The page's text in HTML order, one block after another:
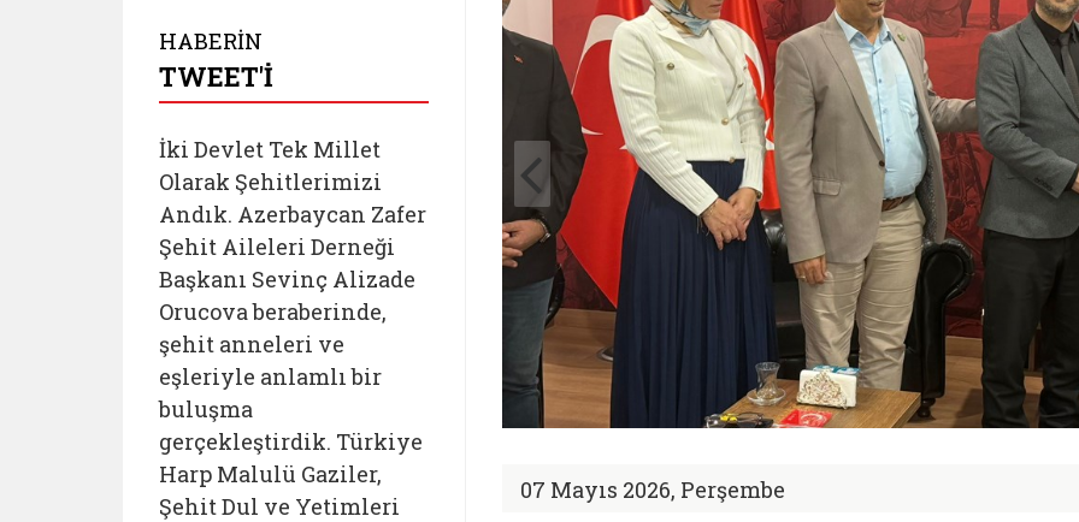
07 Mayıs 2026, Perşembe
HABERİN
TWEET'İ
İki Devlet Tek Millet
Olarak Şehitlerimizi
Andık. Azerbaycan Zafer
Şehit Aileleri Derneği
Başkanı Sevinç Alizade
Orucova beraberinde,
şehit anneleri ve
eşleriyle anlamlı bir
buluşma
gerçekleştirdik. Türkiye
Harp Malulü Gaziler,
Şehit Dul ve Yetimleri